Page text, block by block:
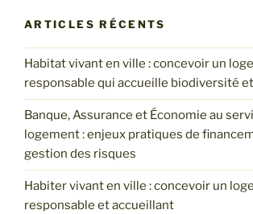
ARTICLES RÉCENTS
Habitat vivant en ville : concevoir un
responsable qui accueille biodiversité
Banque, Assurance et Économie au
logement : enjeux pratiques de
gestion des risques
Habiter vivant en ville : concevoir un
responsable et accueillant